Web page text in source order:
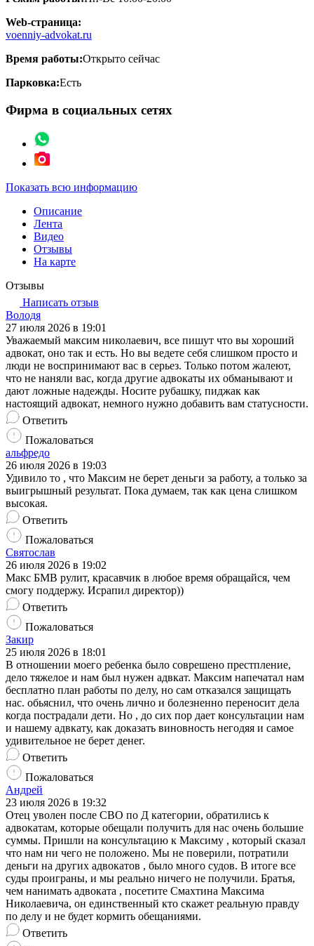
Web-страница:
voenniy-advokat.ru
Время работы:Открыто сейчас
Парковка:Есть
Фирма в социальных сетях
Показать всю информацию
Описание
Лента
Видео
Отзывы
На карте
Отзывы
Написать отзыв
Володя
27 июля 2026 в 19:01
Уважаемый максим николаевич, все пишут что вы хороший
адвокат, оно так и есть. Но вы ведете себя слишком просто и
люди не воспринимают вас в серьез. Только потом жалеют,
что не наняли вас, когда другие адвокаты их обманывают и
дают ложные надежды. Носите рубашку, пиджак как
настоящий адвокат, немного нужно добавить вам статусности.
Ответить
Пожаловаться
альфредо
26 июля 2026 в 19:03
Удивило то , что Максим не берет деньги за работу, а только за
выигрышный результат. Пока думаем, так как цена слишком
высокая.
Ответить
Пожаловаться
Святослав
26 июля 2026 в 19:02
Макс БМВ рулит, красавчик в любое время обращайся, чем
смогу поддержу. Исрапил директор))
Ответить
Пожаловаться
Закир
25 июля 2026 в 18:01
В отношении моего ребенка было соврешено престпление,
дело тяжелое и нам был нужен адвкат. Максим напечатал нам
бесплатно план работы по делу, но сам отказался защищать
нас. обьяснил, что очень лично и болезненно переносит дела
когда пострадали дети. Но , до сих пор дает консультации нам
и нашему адвкату, как доказать виновность негодяя и самое
удивительное не берет денег.
Ответить
Пожаловаться
Андрей
23 июля 2026 в 19:32
Отец уволен после СВО по Д категории, обратились к
адвокатам, которые обещали получить для нас очень большие
суммы. Пришли на консультацию к Максиму , который сказал
что нам ни чего не положено. Мы не поверили, потратили
деньги на других адвокатов , было много судов. В итоге все
суды проиграны, и мы реально ничего не получили. Братья,
чем нанимать адвоката , посетите Смахтина Максима
Николаевича, он единственный кто скажет реальную правду
по делу и не будет кормить обещаниями.
Ответить